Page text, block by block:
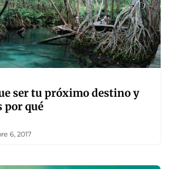
ser tu próximo destino y
por qué
6, 2017